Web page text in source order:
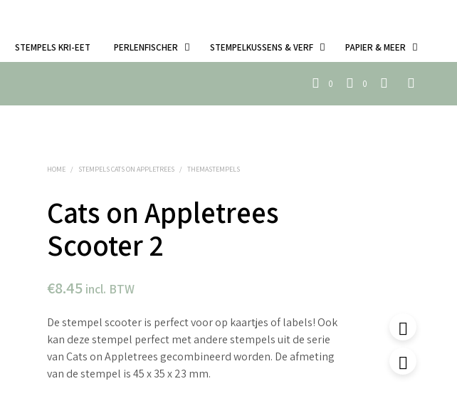
STEMPELS KRI-EET PERLENFISCHER STEMPELKUSSENS & VERF PAPIER & MEER
0 0
HOME / STEMPELS CATS ON APPLETREES / THEMASTEMPELS
Cats on Appletrees
Scooter 2
€8.45 incl. BTW
De stempel scooter is perfect voor op kaartjes of labels! Ook
kan deze stempel perfect met andere stempels uit de serie
van Cats on Appletrees gecombineerd worden. De afmeting
van de stempel is 45 x 35 x 23 mm.